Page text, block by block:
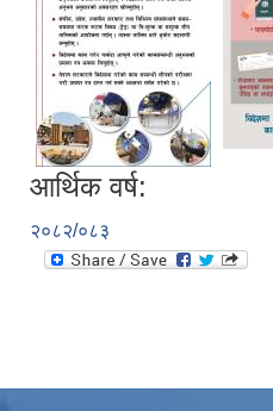
आर्थिक वर्ष:
२०८२/०८३